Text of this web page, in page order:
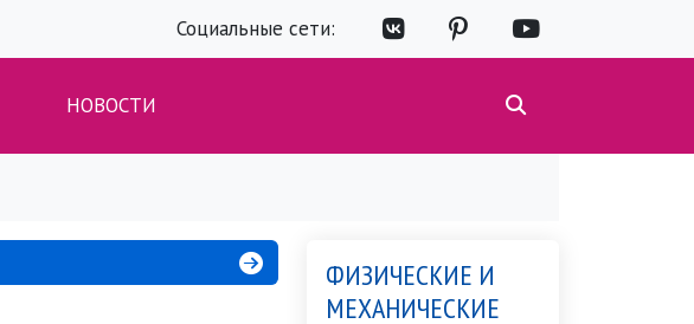
Социальные сети:
НОВОСТИ
ФИЗИЧЕСКИЕ И
МЕХАНИЧЕСКИЕ